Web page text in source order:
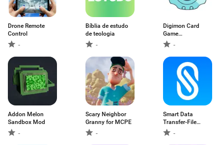
Drone Remote
Control
-
Bíblia de estudo
de teologia
-
Digimon Card
Game
Encyclopedia
-
Addon Melon
Sandbox Mod
-
Scary Neighbor
Granny for MCPE
-
Smart Data
Transfer-File
Share-